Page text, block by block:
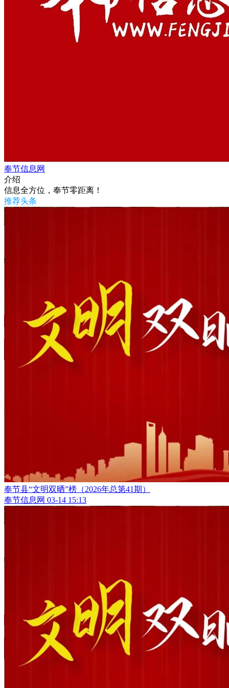
奉节信息网
介绍
信息全方位，奉节零距离！
推荐头条
奉节县“文明双晒”榜（2026年总第41期）
奉节信息网 03-14 15:13